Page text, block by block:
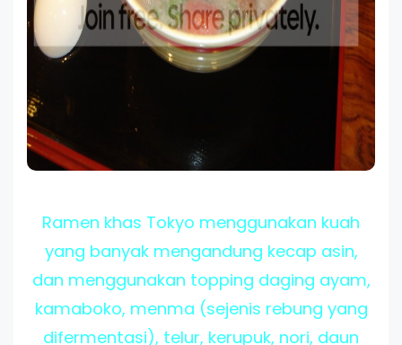
Ramen khas Tokyo menggunakan kuah
yang banyak mengandung kecap asin,
dan menggunakan topping daging ayam,
kamaboko, menma (sejenis rebung yang
difermentasi), telur, kerupuk, nori, daun